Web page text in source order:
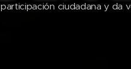
participación ciudadana y da